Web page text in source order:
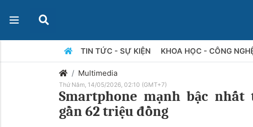
TIN TỨC - SỰ KIỆN KHOA HỌC - CÔNG
Multimedia
Thứ Năm, 14/05/2026, 02:10 (GMT+7)
Smartphone mạnh bậc
gần 62 triệu đồng